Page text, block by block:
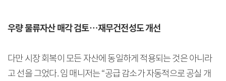
우량 물류자산 매각 검토…재무건전성도 개선
다만 시장 회복이 모든 자산에 동일하게 적용되는 것은 아니라
고 선을 그었다. 임 매니저는 “공급 감소가 자동적으로 공실 개